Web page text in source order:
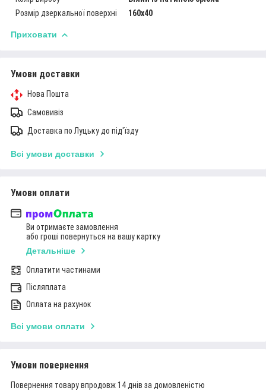
Розмір дзеркальної поверхні
160х40
Приховати
Умови доставки
Нова Пошта
Самовивіз
Доставка по Луцьку до під'їзду
Всі умови доставки
Умови оплати
Ви отримаєте замовлення
або гроші повернуться на вашу картку
Детальніше
Оплатити частинами
Післяплата
Оплата на рахунок
Всі умови оплати
Умови повернення
Повернення товару впродовж 14 днів за домовленістю